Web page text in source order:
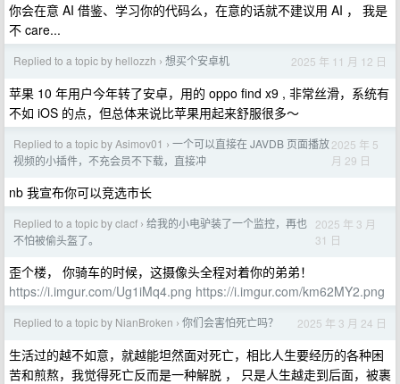
你会在意 AI 借鉴、学习你的代码么，在意的话就不建议用 AI ， 我是
不 care...
Replied to a topic by hellozzh › 想买个安卓机 2025 年 11 月 12 日
苹果 10 年用户今年转了安卓，用的 oppo find x9 , 非常丝滑，系统有
不如 iOS 的点，但总体来说比苹果用起来舒服很多～
Replied to a topic by Asimov01 › 一个可以直接在 JAVDB 页面播放
视频的小插件，不充会员不下载，直接冲
2025 年 5
月 29 日
nb 我宣布你可以竞选市长
Replied to a topic by clacf › 给我的小电驴装了一个监控，再也
不怕被偷头盔了。
2025 年 3 月
31 日
歪个楼， 你骑车的时候，这摄像头全程对着你的弟弟！
https://i.imgur.com/Ug1iMq4.png https://i.imgur.com/km62MY2.png
Replied to a topic by NianBroken › 你们会害怕死亡吗？ 2025 年 3 月 24 日
生活过的越不如意，就越能坦然面对死亡，相比人生要经历的各种困
苦和煎熬，我觉得死亡反而是一种解脱 ， 只是人生越走到后面，被裹